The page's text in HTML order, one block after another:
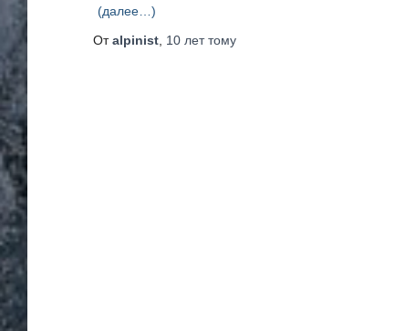
(далее…)
Отalpinist 10 леттому